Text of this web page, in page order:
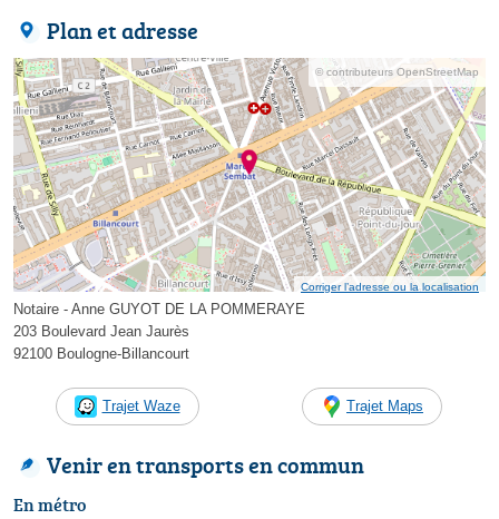
Plan et adresse
© contributeurs OpenStreetMap
Corriger l’adresse ou la localisation
Notaire - Anne GUYOT DE LA POMMERAYE
203 Boulevard Jean Jaurès
92100 Boulogne-Billancourt
Trajet Waze Trajet Maps
Venir en transports en commun
En métro